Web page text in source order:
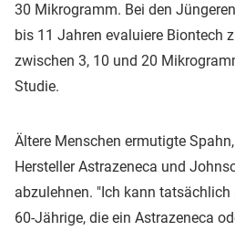
30 Mikrogramm. Bei den
bis 11 Jahren evaluiere Biontech
zwischen 3, 10 und 20
Studie.
Ältere Menschen ermutigte
Hersteller Astrazeneca und
abzulehnen. "Ich kann tatsächlich
60-Jährige, die ein Astrazeneca